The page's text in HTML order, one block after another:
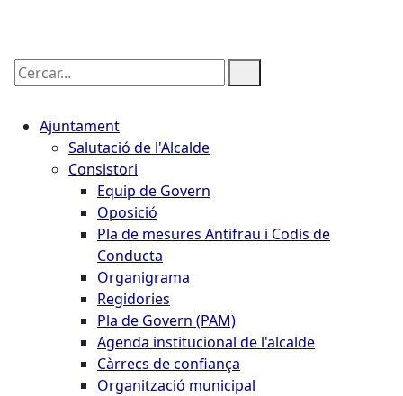
Cercar:
Ajuntament
Salutació de l'Alcalde
Consistori
Equip de Govern
Oposició
Pla de mesures Antifrau i Codis de
Conducta
Organigrama
Regidories
Pla de Govern (PAM)
Agenda institucional de l'alcalde
Càrrecs de confiança
Organització municipal